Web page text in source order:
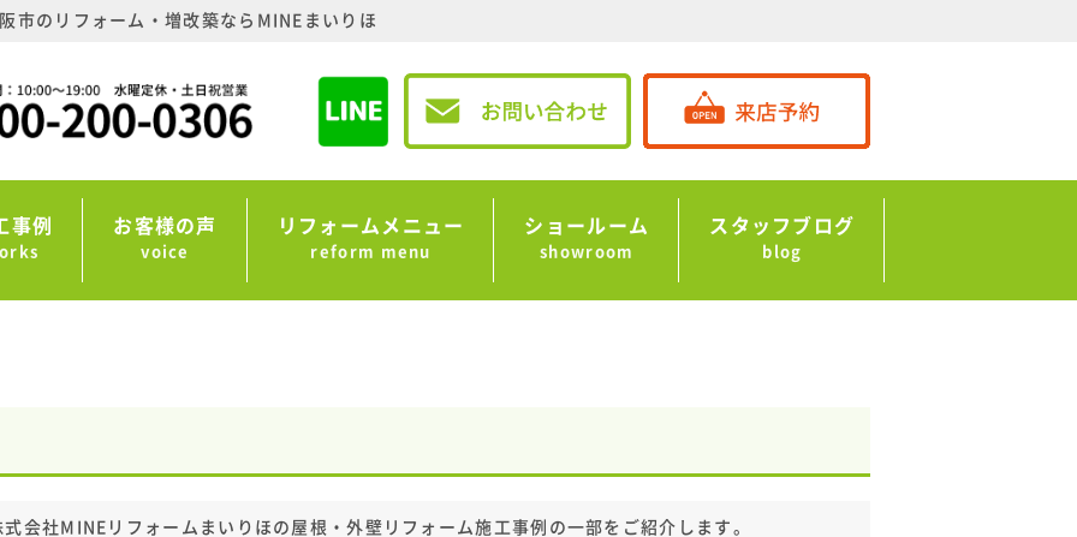
市のリフォーム・増改築ならMINEまいりほ
事例 お客様の声
voice
リフォームメニュー
reform menu
ショールーム
showroom
スタッフブログ
blog
式会社MINEリフォームまいりほの屋根・外壁リフォーム施工事例の一部をご紹介します。